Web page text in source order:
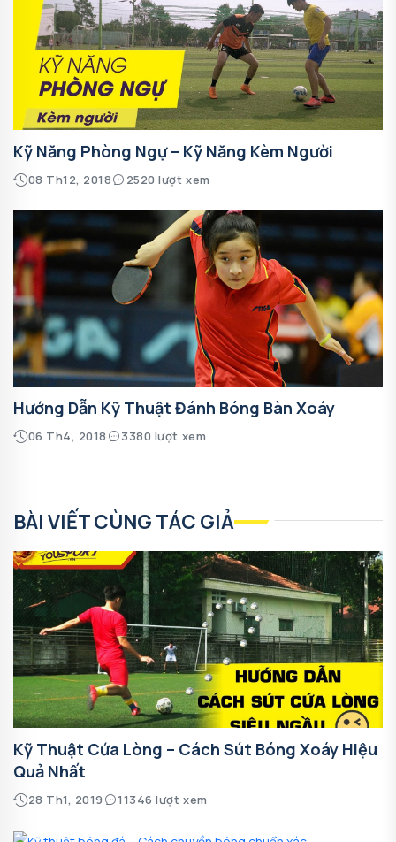
Kỹ Năng Phòng Ngự – Kỹ Năng Kèm Người
08 Th12, 2018 2520 lượt xem
Hướng Dẫn Kỹ Thuật Đánh Bóng Bàn Xoáy
06 Th4, 2018 3380 lượt xem
BÀI VIẾT CÙNG TÁC GIẢ
Kỹ Thuật Cứa Lòng – Cách Sút Bóng Xoáy Hiệu
Quả Nhất
28 Th1, 2019 11346 lượt xem